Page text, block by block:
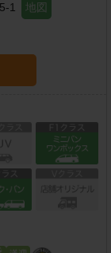
1 地図